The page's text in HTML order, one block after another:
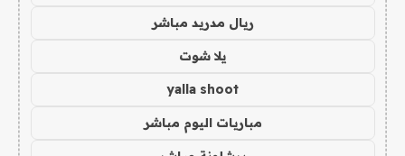
ريال مدريد مباشر
يلا شوت
yalla shoot
مباريات اليوم مباشر